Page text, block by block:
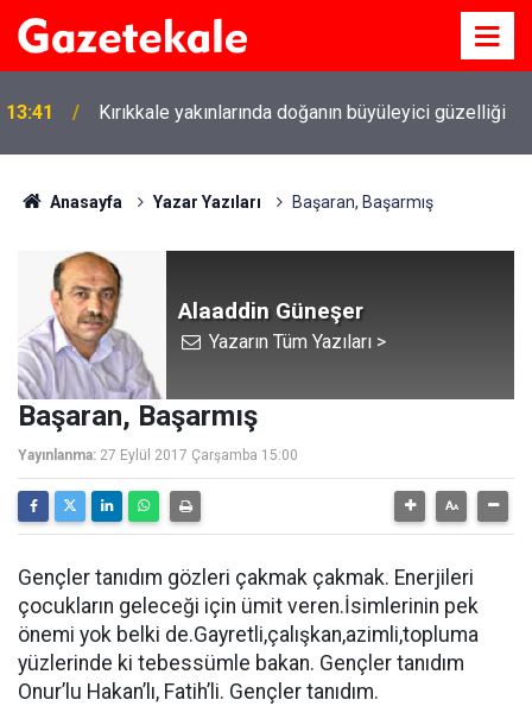
13:41 Kırıkkale yakınlarında doğanın büyüleyici güzelliği
Anasayfa Yazar Yazıları Başaran, Başarmış
Alaaddin Güneşer
Yazarın Tüm Yazıları >
Başaran, Başarmış
Yayınlanma: 27 Eylül 2017 Çarşamba 15:00
Gençler tanıdım gözleri çakmak çakmak. Enerjileri
çocukların geleceği için ümit veren.İsimlerinin pek
önemi yok belki de.Gayretli,çalışkan,azimli,topluma
yüzlerinde ki tebessümle bakan. Gençler tanıdım
Onur’lu Hakan’lı, Fatih’li. Gençler tanıdım.